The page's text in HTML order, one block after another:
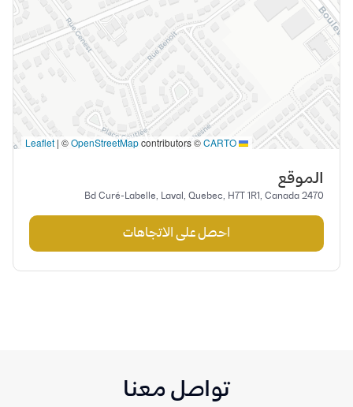
| ©OpenStreetMapcontributors ©CARTO
الموقع
2470 Bd Curé-Labelle, Laval, Quebec, H7T 1R1, Canada
احصل على الاتجاهات
تواصل معنا